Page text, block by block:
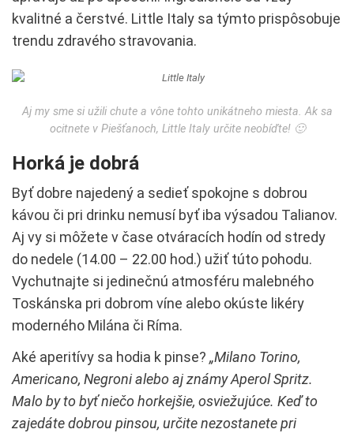
kvalitné a čerstvé. Little Italy sa týmto prispôsobuje
trendu zdravého stravovania.
Aj my sme si užili chute a vône tohto unikátneho miesta. Ak sa
ocitnete v Piešťanoch, Little Italy určite neobíďte! 🙂
Horká je dobrá
Byť dobre najedený a sedieť spokojne s dobrou
kávou či pri drinku nemusí byť iba výsadou Talianov.
Aj vy si môžete v čase otváracích hodín od stredy
do nedele (14.00 – 22.00 hod.) užiť túto pohodu.
Vychutnajte si jedinečnú atmosféru malebného
Toskánska pri dobrom víne alebo okúste likéry
moderného Milána či Ríma.
Aké aperitívy sa hodia k pinse? „Milano Torino,
Americano, Negroni alebo aj známy Aperol Spritz.
Malo by to byť niečo horkejšie, osviežujúce. Keď to
zajedáte dobrou pinsou, určite nezostanete pri